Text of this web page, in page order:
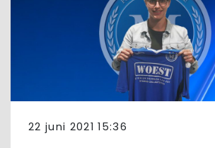
22 juni 2021 15:36